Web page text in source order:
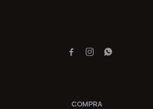
COMPRA
  